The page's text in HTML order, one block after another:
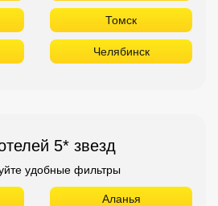
Томск
Челябинск
5* звезд
удобные фильтры
Аланья